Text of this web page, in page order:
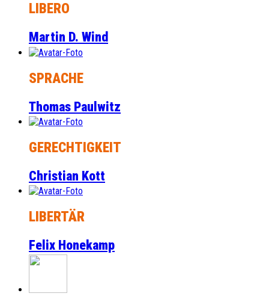
LIBERO
Martin D. Wind
SPRACHE
Thomas Paulwitz
GERECHTIGKEIT
Christian Kott
LIBERTÄR
Felix Honekamp